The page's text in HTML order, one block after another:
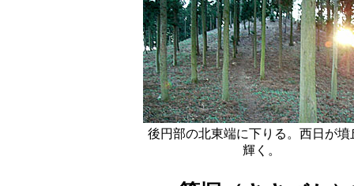
後円部の北東端に下りる。西日が墳
輝く。